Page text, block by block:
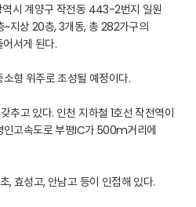
역시 계양구 작전동 443-2번지 일원
~지상 20층, 3개동, 총 282가구의
서게 된다.
형 위주로 조성될 예정이다.
추고 있다. 인천 지하철 1호선 작전역이
인고속도로 부평IC가 500m거리에
, 효성고, 안남고 등이 인접해 있다.